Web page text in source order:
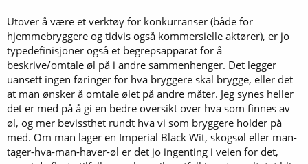
Utover å være et verktøy for konkurranser (både for
hjemmebryggere og tidvis også kommersielle aktører), er jo
typedefinisjoner også et begrepsapparat for å
beskrive/omtale øl på i andre sammenhenger. Det legger
uansett ingen føringer for hva bryggere skal brygge, eller det
at man ønsker å omtale ølet på andre måter. Jeg synes heller
det er med på å gi en bedre oversikt over hva som finnes av
øl, og mer bevissthet rundt hva vi som bryggere holder på
med. Om man lager en Imperial Black Wit, skogsøl eller man-
tager-hva-man-haver-øl er det jo ingenting i veien for det,